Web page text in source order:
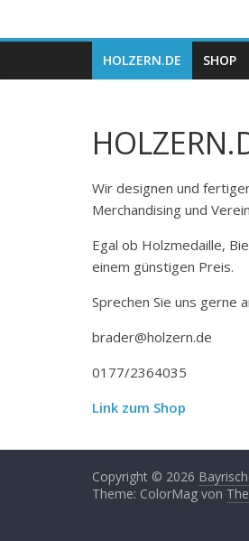
HOLZERN.DE SHOP
Wir designen und
Merchandising und
Egal ob Holzmedaille,
einem günstigen Preis.
Sprechen Sie uns gerne
brader@holzern.de
0177/2364035
Link zum Shop
Copyright © 2026
Theme: ColorMag von